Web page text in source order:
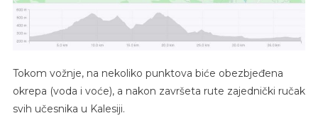
Tokom vožnje, na nekoliko punktova biće obezbjeđena
okrepa (voda i voće), a nakon završeta rute zajednički ručak
svih učesnika u Kalesiji.